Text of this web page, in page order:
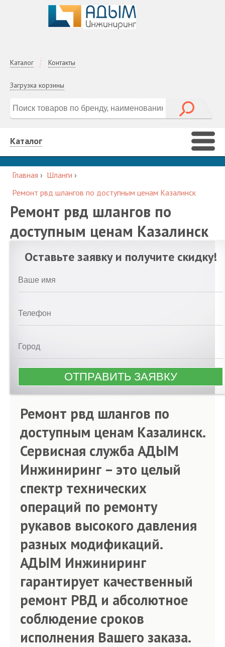
Каталог Контакты
Загрузка корзины
Каталог
Главная › Шланги ›
Ремонт рвд шлангов по доступным ценам Казалинск
Ремонт рвд шлангов по
доступным ценам Казалинск
Оставьте заявку и получите скидку!
Ремонт рвд шлангов по
доступным ценам Казалинск.
Сервисная служба АДЫМ
Инжиниринг – это целый
спектр технических
операций по ремонту
рукавов высокого давления
разных модификаций.
АДЫМ Инжиниринг
гарантирует качественный
ремонт РВД и абсолютное
соблюдение сроков
исполнения Вашего заказа.